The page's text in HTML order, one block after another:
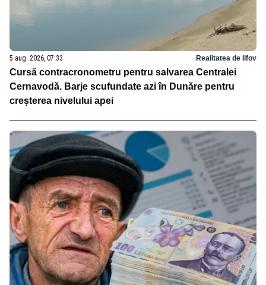
5 aug. 2026, 07:33 Realitatea de Ilfov
Cursă contracronometru pentru salvarea Centralei
Cernavodă. Barje scufundate azi în Dunăre pentru
creșterea nivelului apei